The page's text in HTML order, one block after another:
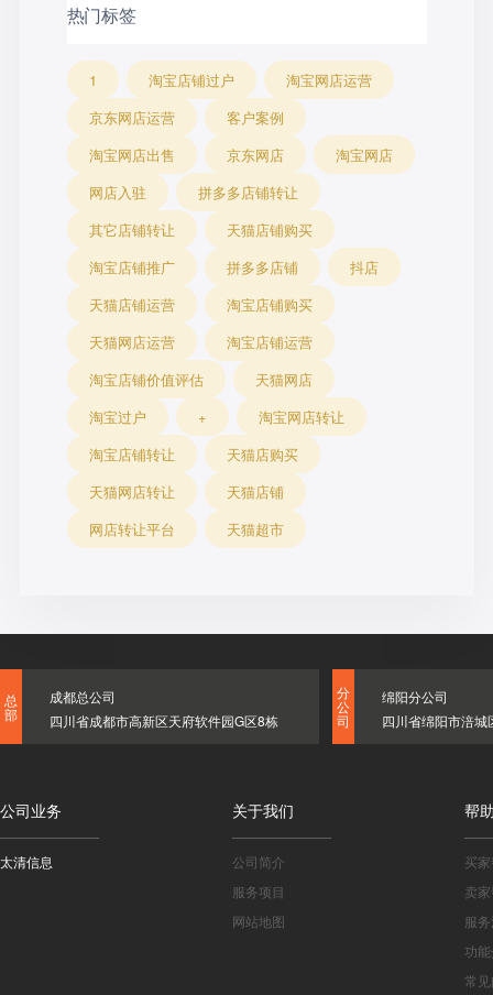
热门标签
1 淘宝店铺过户
淘宝网店运营
京东网店运营
客户案例
淘宝网店出售
京东网店
淘宝网店
网店入驻
拼多多店铺转让
其它店铺转让
天猫店铺购买
淘宝店铺推广
拼多多店铺
抖店
天猫店铺运营
淘宝店铺购买
天猫网店运营
淘宝店铺运营
淘宝店铺价值评估
天猫网店
淘宝过户
+
淘宝网店转让
淘宝店铺转让
天猫店购买
天猫网店转让
天猫店铺
网店转让平台
天猫超市
总
部
成都总公司
四川省成都市高新区天府软件园G区8栋
分
公
司
绵阳分公司
四川省绵阳市涪
公司业务
太清信息
关于我们
公司简介
服务项目
网站地图
帮
买
卖
服
功
常